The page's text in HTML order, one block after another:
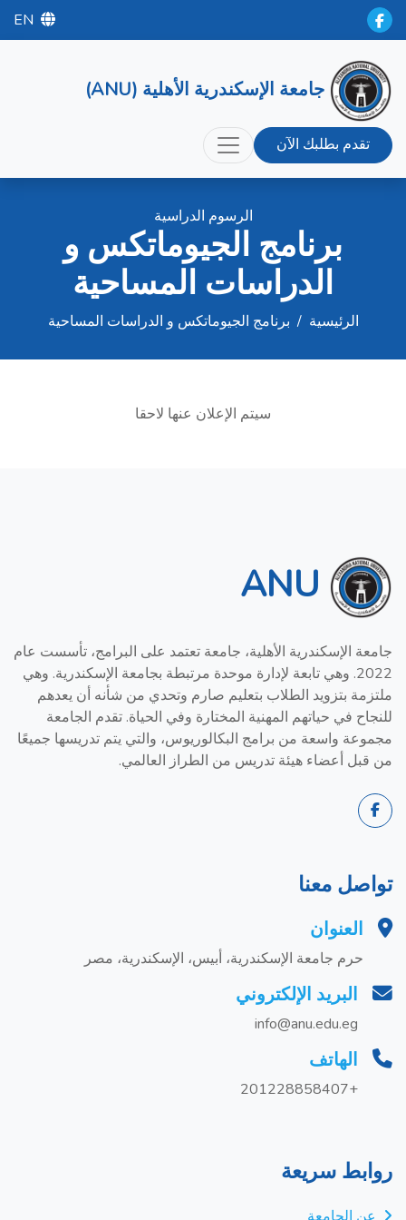
EN
جامعة الإسكندرية الأهلية (ANU)
تقدم بطلبك الآن
الرسوم الدراسية
برنامج الجيوماتكس و
الدراسات المساحية
الرئيسية / برنامج الجيوماتكس و الدراسات المساحية
سيتم الإعلان عنها لاحقا
ANU
جامعة الإسكندرية الأهلية، جامعة تعتمد على البرامج، تأسست عام
2022. وهي تابعة لإدارة موحدة مرتبطة بجامعة الإسكندرية. وهي
ملتزمة بتزويد الطلاب بتعليم صارم وتحدي من شأنه أن يعدهم
للنجاح في حياتهم المهنية المختارة وفي الحياة. تقدم الجامعة
مجموعة واسعة من برامج البكالوريوس، والتي يتم تدريسها جميعًا
من قبل أعضاء هيئة تدريس من الطراز العالمي.
تواصل معنا
العنوان
حرم جامعة الإسكندرية، أبيس، الإسكندرية، مصر
البريد الإلكتروني
info@anu.edu.eg
الهاتف
+201228858407
روابط سريعة